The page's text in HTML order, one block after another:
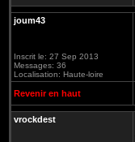
joum43
Inscrit le: 27 Sep 2013
Messages: 36
Localisation: Haute-loire
Revenir en haut
vrockdest